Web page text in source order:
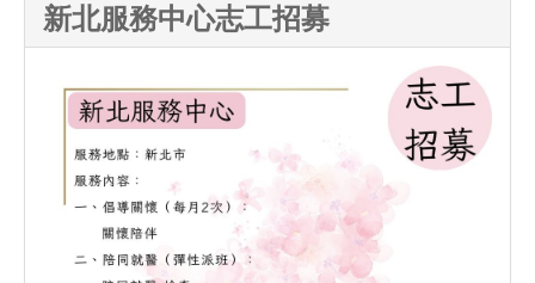
新北服務中心志工招募